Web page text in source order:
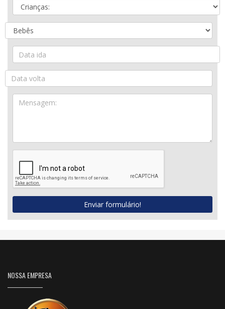
Enviar formulário!
NOSSA EMPRESA